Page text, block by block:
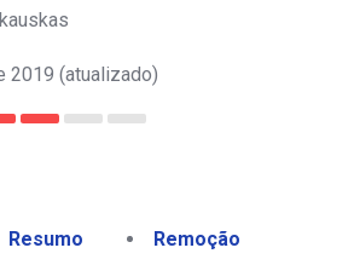
2019 (atualizado)
Resumo
Remoção